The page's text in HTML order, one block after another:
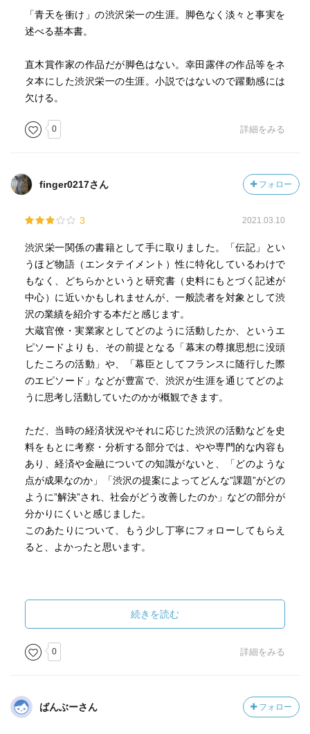
「青天を衝け」の渋沢栄一の生涯。脚色なく淡々と事実を
述べる基本書。
直木賞作家の作品だが脚色はない。幸田露伴の作品等をネ
タ本にした渋沢栄一の生涯。小説ではないので躍動感には
欠ける。
0 詳細をみる
finger0217さん フォロー
3 2021.03.10
渋沢栄一関係の書籍として手に取りました。「伝記」とい
うほど物語（エンタテイメント）性に特化しているわけで
もなく、どちらかというと研究書（史料にもとづく記述が
中心）に近いかもしれませんが、一般読者を対象として渋
沢の業績を紹介する本だと感じます。
大蔵官僚・実業家としてどのように活動したか、というエ
ピソードよりも、その前提となる「幕末の尊攘思想に没頭
したころの活動」や、「幕臣としてフランスに随行した際
のエピソード」などが豊富で、渋沢が生涯を通じてどのよ
うに思考し活動していたのかが概観できます。
ただ、当時の経済状況やそれに応じた渋沢の活動などを史
料をもとに考察・分析する部分では、やや専門的な内容も
あり、経済や金融についての知識がないと、「どのような
点が成果なのか」「渋沢の提案によってどんな”課題”がどの
ように”解決”され、社会がどう改善したのか」などの部分が
分かりにくいと感じました。
このあたりについて、もう少し丁寧にフォローしてもらえ
ると、よかったと思います。
続きを読む
0 詳細をみる
ばんぶーさん フォロー